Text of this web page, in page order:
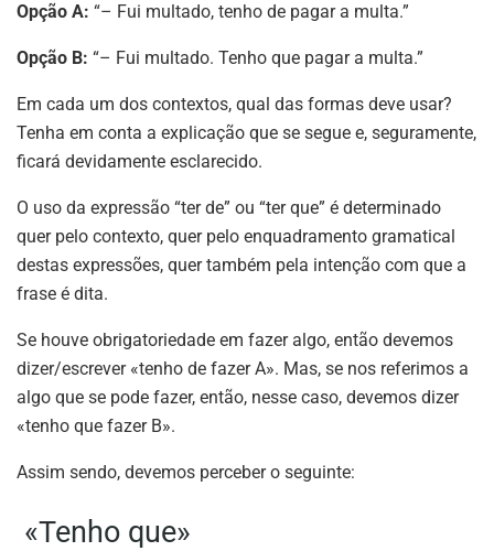
Opção A: “– Fui multado, tenho de pagar a multa.”
Opção B: “– Fui multado. Tenho que pagar a multa.”
Em cada um dos contextos, qual das formas deve usar?
Tenha em conta a explicação que se segue e, seguramente,
ficará devidamente esclarecido.
O uso da expressão “ter de” ou “ter que” é determinado
quer pelo contexto, quer pelo enquadramento gramatical
destas expressões, quer também pela intenção com que a
frase é dita.
Se houve obrigatoriedade em fazer algo, então devemos
dizer/escrever «tenho de fazer A». Mas, se nos referimos a
algo que se pode fazer, então, nesse caso, devemos dizer
«tenho que fazer B».
Assim sendo, devemos perceber o seguinte:
«Tenho que»